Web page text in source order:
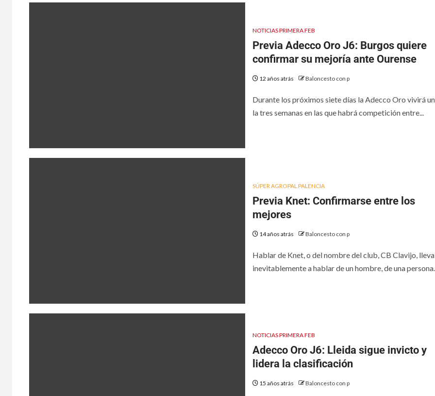
NOTICIAS PRIMERA FEB
Previa Adecco Oro J6: Burgos quiere
confirmar su mejoría ante Ourense
12 años atrás Baloncesto con p
Durante los próximos siete días la Adecco Oro vivirá
la tres semanas en las que habrá competición entre...
SÚPER AGROPAL PALENCIA
Previa Knet: Confirmarse entre los
mejores
14 años atrás Baloncesto con p
Hablar de Knet, o del nombre del club, CB Clavijo, lleva
inevitablemente a hablar de un hombre, de una
NOTICIAS PRIMERA FEB
Adecco Oro J6: Lleida sigue invicto y
lidera la clasificación
15 años atrás Baloncesto con p